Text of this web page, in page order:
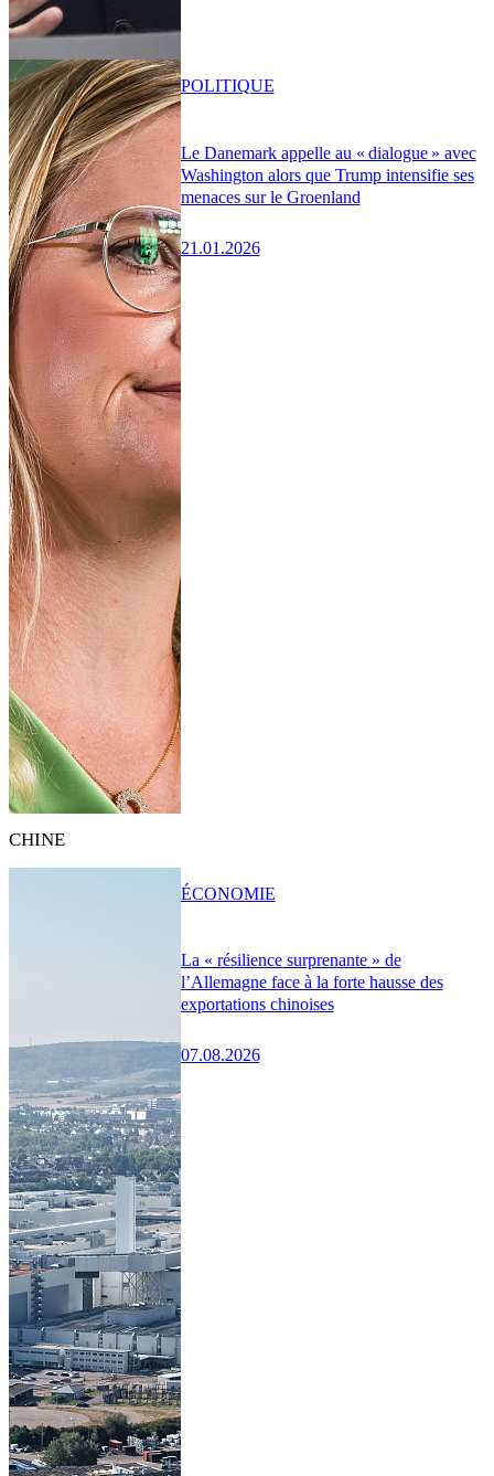
Le Danemark appelle au « dialogue » avec
Washington alors que Trump intensifie ses
menaces sur le Groenland
21.01.2026
POLITIQUE
CHINE
La « résilience surprenante » de
l’Allemagne face à la forte hausse des
exportations chinoises
07.08.2026
ÉCONOMIE